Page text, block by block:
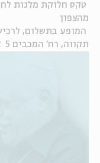
טקס חלוקת מלגות
מהצפון
המופע בתשלום,
תקווה, רח' המכבים 5 03-9125222